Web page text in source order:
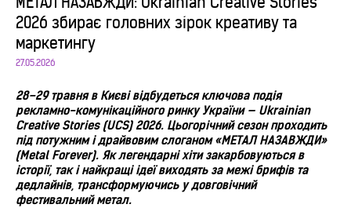
2026 збирає головних зірок креативу та
маркетингу
27.05.2026
28–29 травня в Києві відбудеться ключова подія
рекламно-комунікаційного ринку України — Ukrainian
Creative Stories (UCS) 2026. Цьогорічний сезон проходить
під потужним і драйвовим слоганом «МЕТАЛ НАЗАВЖДИ»
(Metal Forever). Як легендарні хіти закарбовуються в
історії, так і найкращі ідеї виходять за межі брифів та
дедлайнів, трансформуючись у довговічний
фестивальний метал.